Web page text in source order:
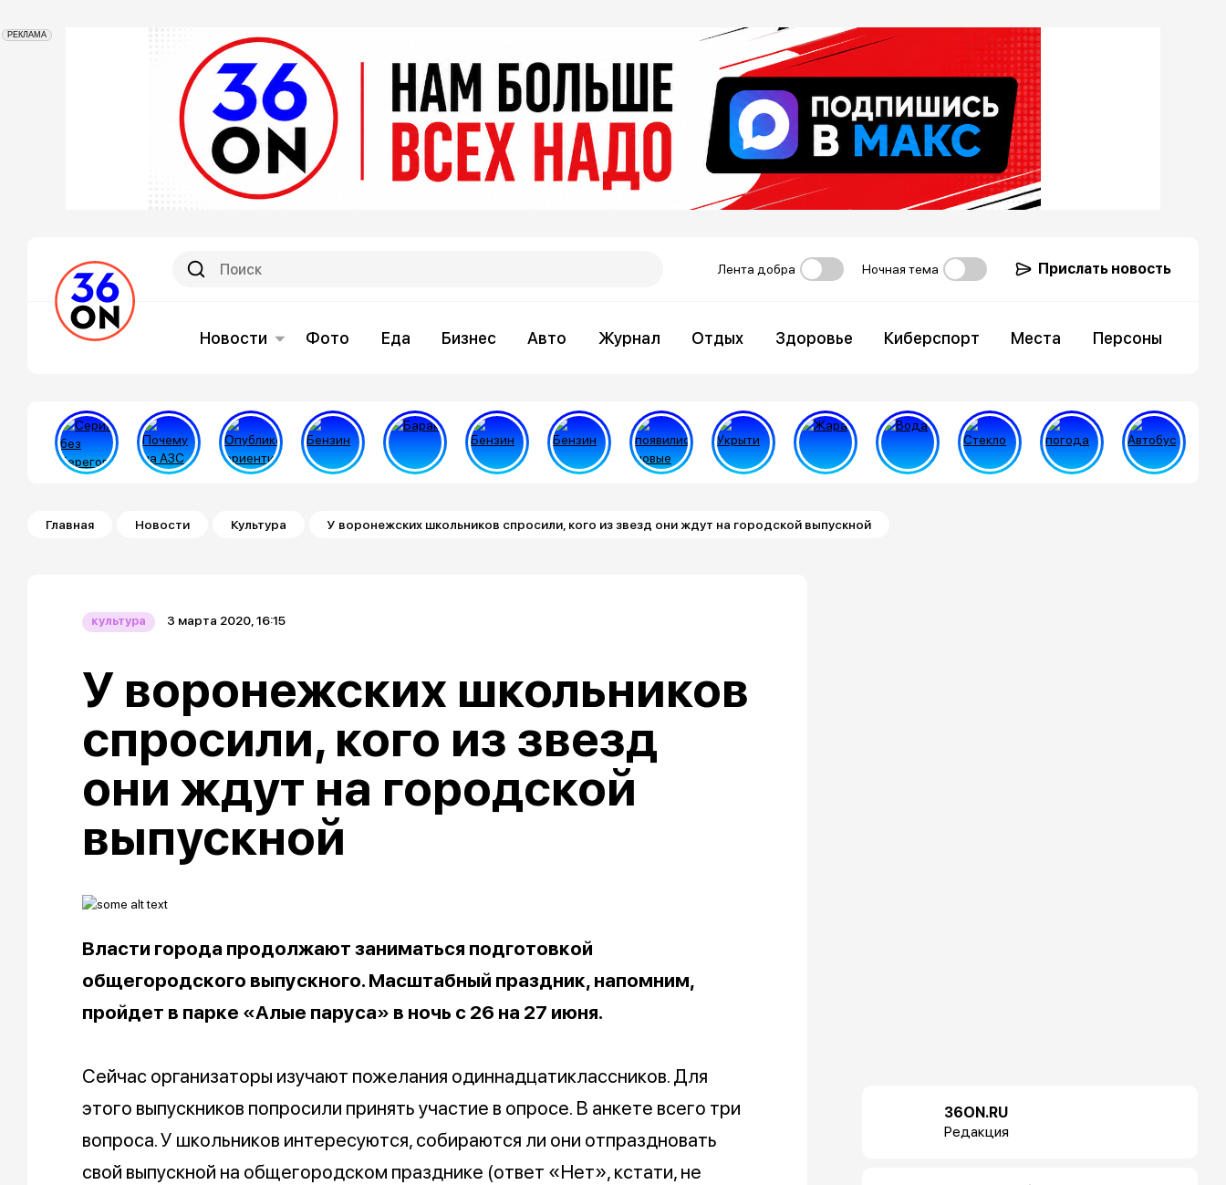
РЕКЛАМА
Лента добра Ночная тема Прислать новость
Новости Фото Еда Бизнес Авто Журнал Отдых Здоровье Киберспорт Места Персоны
Строка навигации
Главная Новости Культура У воронежских школьников спросили, кого из звезд они ждут на городской выпускной
культура 3 марта 2020, 16:15
У воронежских школьников
спросили, кого из звезд
они ждут на городской
выпускной
Власти города продолжают заниматься подготовкой
общегородского выпускного. Масштабный праздник, напомним,
пройдет в парке «Алые паруса» в ночь с 26 на 27 июня.
Сейчас организаторы изучают пожелания одиннадцатиклассников. Для
этого выпускников попросили принять участие в опросе. В анкете всего три
вопроса. У школьников интересуются, собираются ли они отпраздновать
свой выпускной на общегородском празднике (ответ «Нет», кстати, не
36ON.RU
Редакция